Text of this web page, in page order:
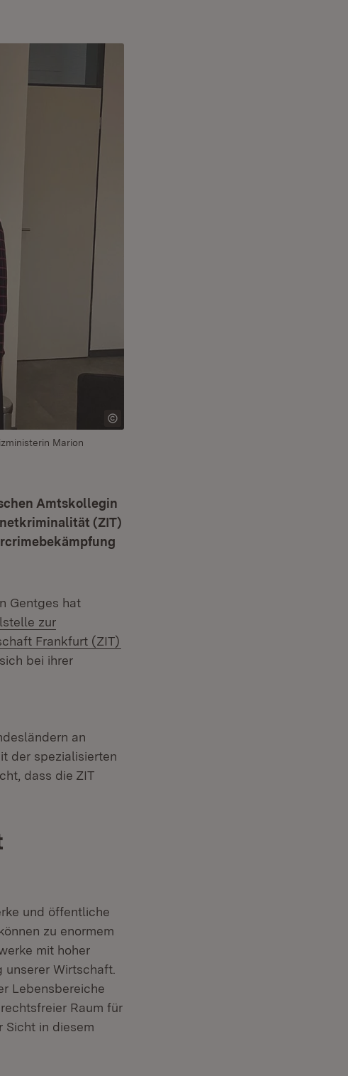
Marion
Amtskollegin
(ZIT)
Gentges hat
zur
Frankfurt (ZIT)
bei ihrer
an
der spezialisierten
dass die ZIT
und öffentliche
zu enormem
mit hoher
Wirtschaft.
Lebensbereiche
Raum für
Sicht in diesem